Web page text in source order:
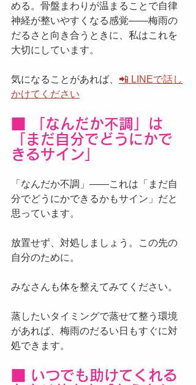
める。骨盤まわりが温まることで自律
神経が整いやすくなる感覚——梅雨の
だるさと向き合うときに、私はこれを
大切にしています。
気になることがあれば、 📲 LINEで話し
かけてください
■ 「なんだか不調」は
「まだ自分でどうにかで
きるサイン」
「なんだか不調」——これは「まだ自
分でどうにかできるかもサイン」だと
思っています。
放置せず、対処しましょう。この先の
自分のために。
みなさんも体を整えてみてください。
蒸したいタイミングで蒸せて整う環境
があれば、梅雨のだるい日もすぐに対
処できます。
■ いつでも助けてくれる